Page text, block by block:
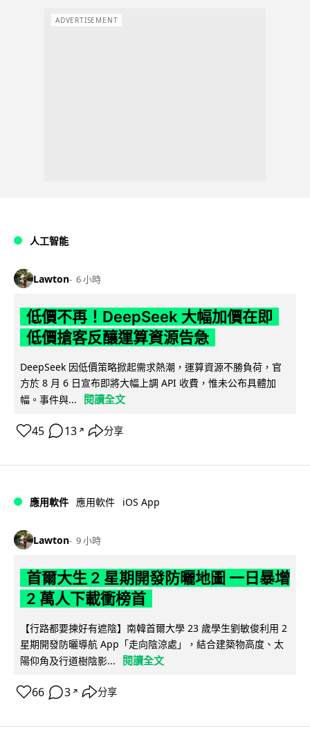
ADVERTISEMENT
人工智能
Lawton 6 小時
低價不再！DeepSeek 大幅加價在即
低價搶客反釀運算資源告急
DeepSeek 因低價策略掀起需求熱潮，運算資源不勝負荷，官
方於 8 月 6 日宣布即將大幅上調 API 收費，惟未公布具體加
幅。事件與...
閱讀全文
45 13 ↗ 分享
應用軟件 應用軟件 iOS App
Lawton 9 小時
首爾大生 2 星期開發防曬地圖 一日暴增
2 萬人下載衝榜首
【行路都要揀好有遮陰】南韓首爾大學 23 歲學生劉敏俊利用 2
星期開發防曬導航 App「走向陰涼處」，結合建築物高度、太
陽仰角及行道樹陰影...
閱讀全文
66 3 ↗ 分享